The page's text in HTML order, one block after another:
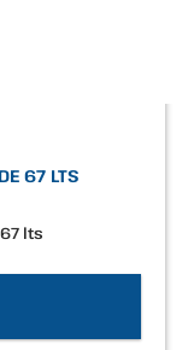
67 LTS
lts